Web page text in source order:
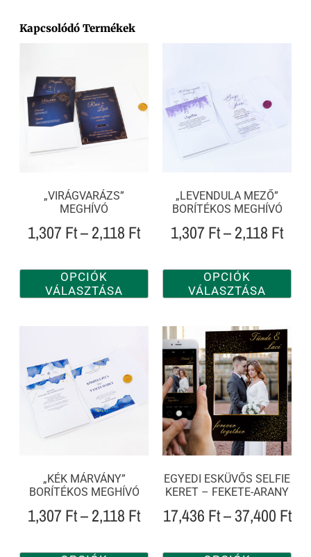
Kapcsolódó Termékek
„VIRÁGVARÁZS”
MEGHÍVÓ
1,307Ft–2,118 Ft
OPCIÓK
VÁLASZTÁSA
„LEVENDULA MEZŐ”
BORÍTÉKOS MEGHÍVÓ
1,307Ft–2,118 Ft
OPCIÓK
VÁLASZTÁSA
„KÉK MÁRVÁNY”
BORÍTÉKOS MEGHÍVÓ
1,307Ft–2,118 Ft
EGYEDI ESKÜVŐS SELFIE
KERET – FEKETE-ARANY
17,436 Ft–37,400 Ft